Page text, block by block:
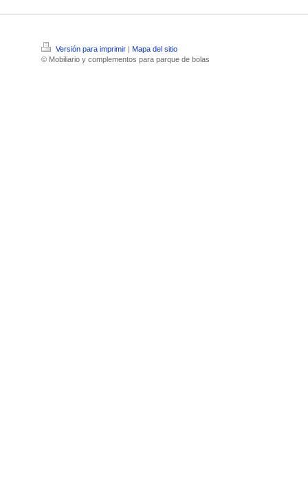
Versión para imprimir | Mapa del sitio
© Mobiliario y complementos para parque de bolas